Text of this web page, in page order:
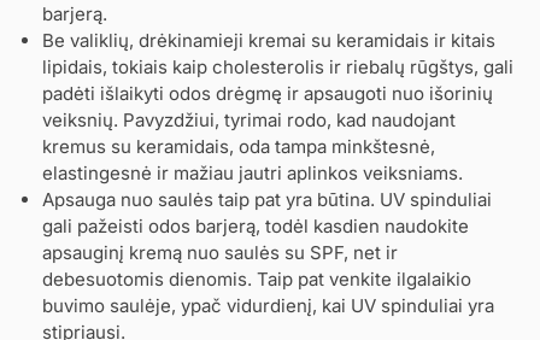
barjerą.
Be valiklių, drėkinamieji kremai su keramidais ir kitais
lipidais, tokiais kaip cholesterolis ir riebalų rūgštys, gali
padėti išlaikyti odos drėgmę ir apsaugoti nuo išorinių
veiksnių. Pavyzdžiui, tyrimai rodo, kad naudojant
kremus su keramidais, oda tampa minkštesnė,
elastingesnė ir mažiau jautri aplinkos veiksniams.
Apsauga nuo saulės taip pat yra būtina. UV spinduliai
gali pažeisti odos barjerą, todėl kasdien naudokite
apsauginį kremą nuo saulės su SPF, net ir
debesuotomis dienomis. Taip pat venkite ilgalaikio
buvimo saulėje, ypač vidurdienį, kai UV spinduliai yra
stipriausi.